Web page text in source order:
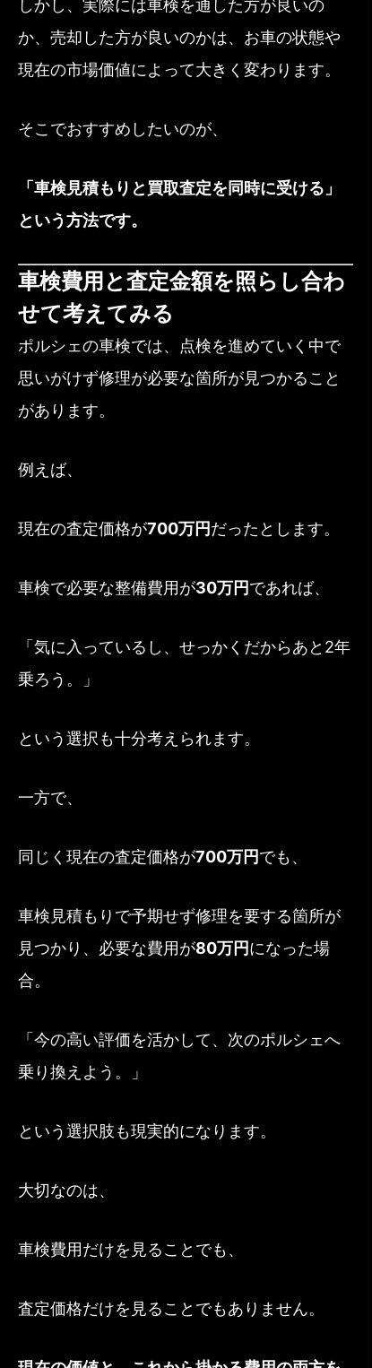
しかし、実際には車検を通した方が良いの
か、売却した方が良いのかは、お車の状態や
現在の市場価値によって大きく変わります。
そこでおすすめしたいのが、
「車検見積もりと買取査定を同時に受ける」
という方法です。
車検費用と査定金額を照らし合わ
せて考えてみる
ポルシェの車検では、点検を進めていく中で
思いがけず修理が必要な箇所が見つかること
があります。
例えば、
現在の査定価格が700万円だったとします。
車検で必要な整備費用が30万円であれば、
「気に入っているし、せっかくだからあと2年
乗ろう。」
という選択も十分考えられます。
一方で、
同じく現在の査定価格が700万円でも、
車検見積もりで予期せず修理を要する箇所が
見つかり、必要な費用が80万円になった場
合。
「今の高い評価を活かして、次のポルシェへ
乗り換えよう。」
という選択肢も現実的になります。
大切なのは、
車検費用だけを見ることでも、
査定価格だけを見ることでもありません。